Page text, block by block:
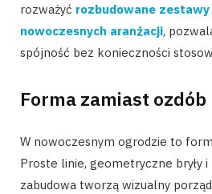
rozważyć rozbudowane
nowoczesnych aranżacji,
spójność bez konieczności
Forma zamiast ozdób
W nowoczesnym ogrodzie to
Proste linie, geometryczne bryły
zabudowa tworzą wizualny